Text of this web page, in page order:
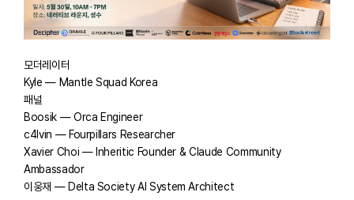
모더레이터
Kyle — Mantle Squad Korea
패널
Boosik — Orca Engineer
c4lvin — Fourpillars Researcher
Xavier Choi — Inheritic Founder & Claude Community
Ambassador
이웅재 — Delta Society AI System Architect